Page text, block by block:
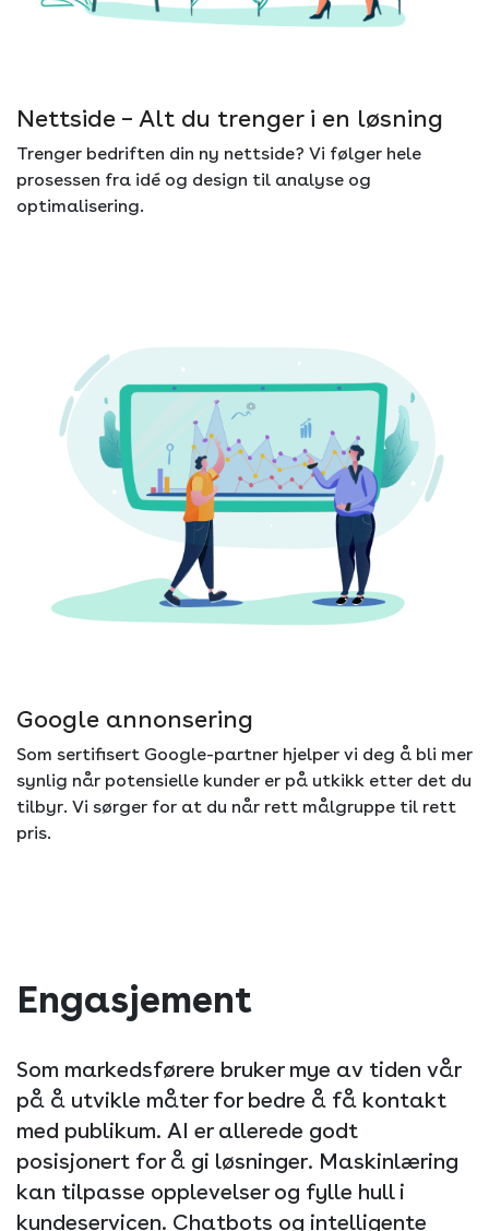
Nettside – Alt du trenger i en løsning
Trenger bedriften din ny nettside? Vi følger hele
prosessen fra idé og design til analyse og
optimalisering.
Google annonsering
Som sertifisert Google-partner hjelper vi deg å bli mer
synlig når potensielle kunder er på utkikk etter det du
tilbyr. Vi sørger for at du når rett målgruppe til rett
pris.
Engasjement
Som markedsførere bruker mye av tiden vår
på å utvikle måter for bedre å få kontakt
med publikum. AI er allerede godt
posisjonert for å gi løsninger. Maskinlæring
kan tilpasse opplevelser og fylle hull i
kundeservicen. Chatbots og intelligente